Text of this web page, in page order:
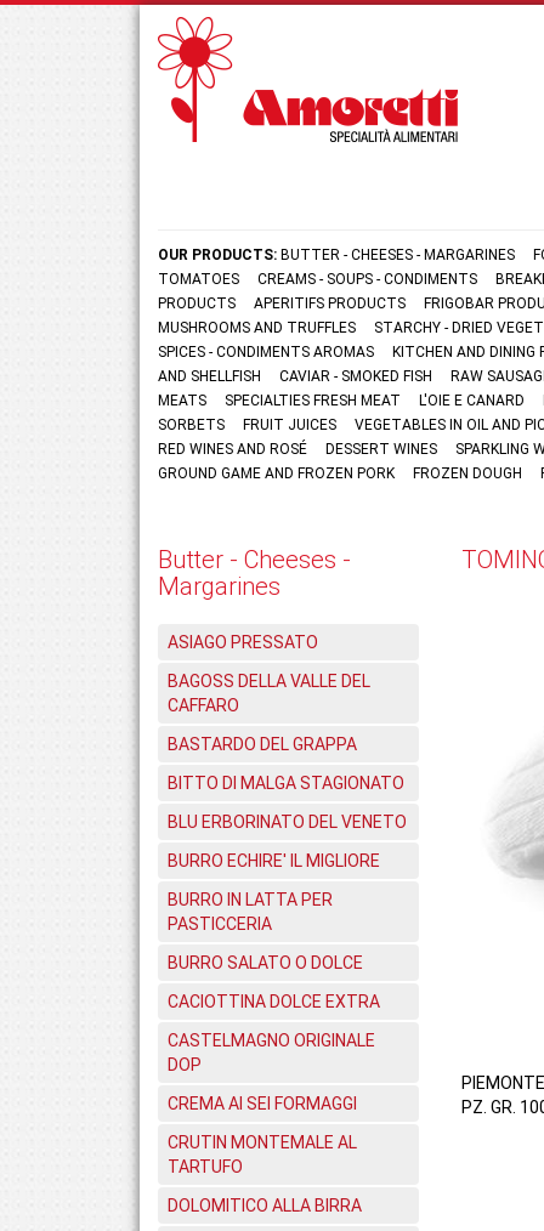
OUR PRODUCTS: BUTTER - CHEESES - MARGARINES
TOMATOES
CREAMS - SOUPS - CONDIMENTS
PRODUCTS
APERITIFS PRODUCTS
FRIGOBAR
MUSHROOMS AND TRUFFLES
STARCHY - DRIED
SPICES - CONDIMENTS AROMAS
KITCHEN AND
AND SHELLFISH
CAVIAR - SMOKED FISH
RAW
MEATS
SPECIALTIES FRESH MEAT L'OIE E CANARD
SORBETS
FRUIT JUICES
VEGETABLES IN OIL AND
RED WINES AND ROSÉ
DESSERT WINES
SPARKLING
GROUND GAME AND FROZEN PORK
FROZEN DOUGH
Butter - Cheeses -
Margarines
ASIAGO PRESSATO
BAGOSS DELLA VALLE DEL
CAFFARO
BASTARDO DEL GRAPPA
BITTO DI MALGA STAGIONATO
BLU ERBORINATO DEL VENETO
BURRO ECHIRE' IL MIGLIORE
BURRO IN LATTA PER
PASTICCERIA
BURRO SALATO O DOLCE
CACIOTTINA DOLCE EXTRA
CASTELMAGNO ORIGINALE
DOP
CREMA AI SEI FORMAGGI
CRUTIN MONTEMALE AL
TARTUFO
DOLOMITICO ALLA BIRRA
PIEMONTE
PZ. GR.